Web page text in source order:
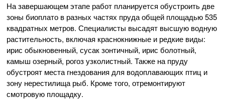
На завершающем этапе работ планируется обустроить две
зоны биоплато в разных частях пруда общей площадью 535
квадратных метров. Специалисты высадят высшую водную
растительность, включая краснокнижные и редкие виды:
ирис обыкновенный, сусак зонтичный, ирис болотный,
камыш озерный, рогоз узколистный. Также на пруду
обустроят места гнездования для водоплавающих птиц и
зону нерестилища рыб. Кроме того, отремонтируют
смотровую площадку.